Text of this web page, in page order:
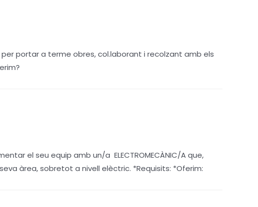
per portar a terme obres, col.laborant i recolzant amb els
el seu equip amb un/a ELECTROMECÀNIC/A que,
àrea, sobretot a nivell elèctric. *Requisits: *Oferim: